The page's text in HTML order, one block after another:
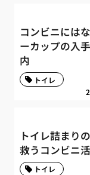
コンビニには
ーカップの入
内
トイレ
トイレ詰まり
救うコンビニ
トイレ